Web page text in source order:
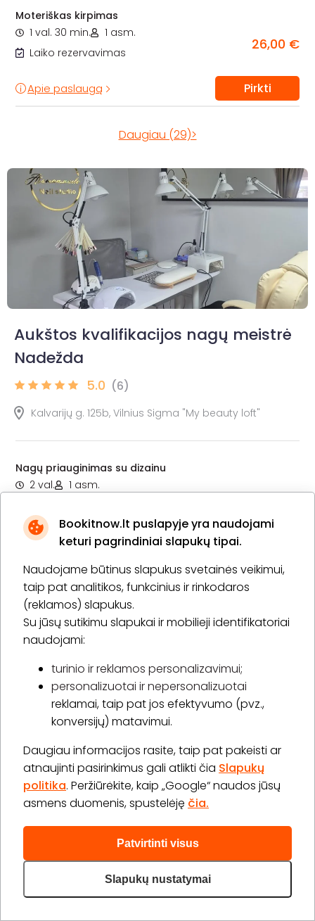
Bookitnow.lt puslapyje yra naudojami
keturi pagrindiniai slapukų tipai.
Naudojame būtinus slapukus svetainės veikimui,
taip pat analitikos, funkcinius ir rinkodaros
(reklamos) slapukus.
Su jūsų sutikimu slapukai ir mobilieji identifikatoriai
naudojami:
turinio ir reklamos personalizavimui;
personalizuotai ir nepersonalizuotai
reklamai, taip pat jos efektyvumo (pvz.,
konversijų) matavimui.
Daugiau informacijos rasite, taip pat pakeisti ar
atnaujinti pasirinkimus gali atlikti čia Slapukų
politika. Peržiūrėkite, kaip „Google“ naudos jūsų
asmens duomenis, spustelėję čia.
Patvirtinti visus
Slapukų nustatymai
Moteriškas kirpimas
1 val. 30 min.
1 asm.
Laiko rezervavimas
26,00 €
Apie paslaugą Pirkti
Daugiau (29)>
Aukštos kvalifikacijos nagų meistrė
Nadežda
5.0 (6)
Kalvarijų g. 125b, Vilnius Sigma "My beauty loft"
Nagų priauginimas su dizainu
2 val.
1 asm.
55,00 €
Apie paslaugą
Priaugintų nagų korekcija be dizaino
1 val. 30 min.
1 asm.
Laiko rezervavimas
40,00 €
Nagų priauginimas be dizaino
1 val. 30 min.
1 asm.
Apie paslaugą Pirkti
Daugiau (6)>